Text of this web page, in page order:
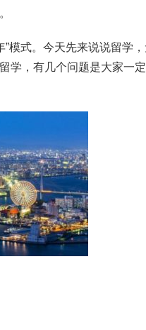
模式。今天先来说说留学
，有几个问题是大家一